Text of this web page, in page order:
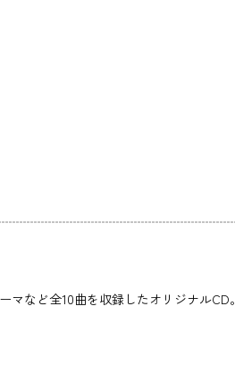
など全10曲を収録したオリジナルCD。